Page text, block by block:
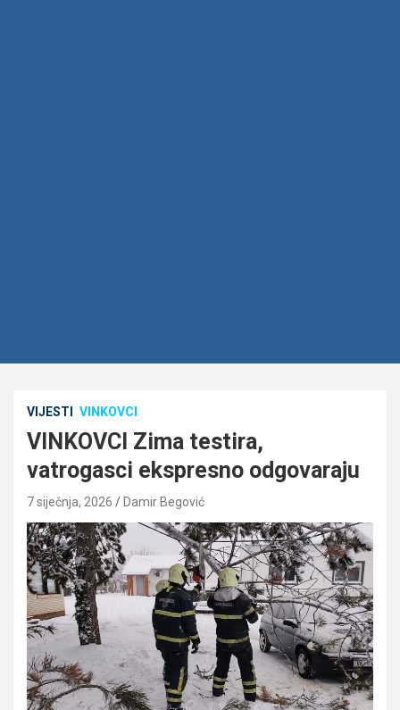
VIJESTI VINKOVCI
VINKOVCI Zima testira,
vatrogasci ekspresno odgovaraju
7 siječnja, 2026 Damir Begović